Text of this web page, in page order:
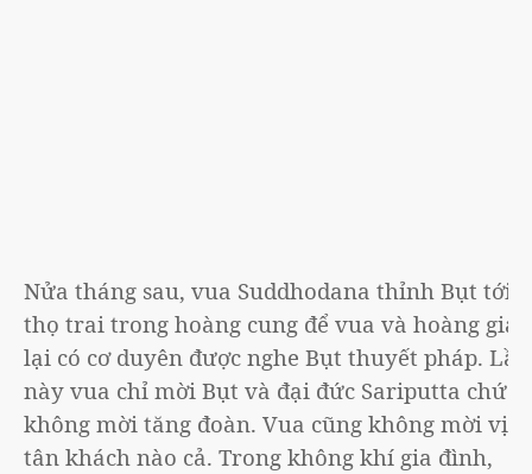
Nửa tháng sau, vua Suddhodana thỉnh Bụt tới
thọ trai trong hoàng cung để vua và hoàng gia
lại có cơ duyên được nghe Bụt thuyết pháp. Lần
này vua chỉ mời Bụt và đại đức Sariputta chứ
không mời tăng đoàn. Vua cũng không mời vị
tân khách nào cả. Trong không khí gia đình,